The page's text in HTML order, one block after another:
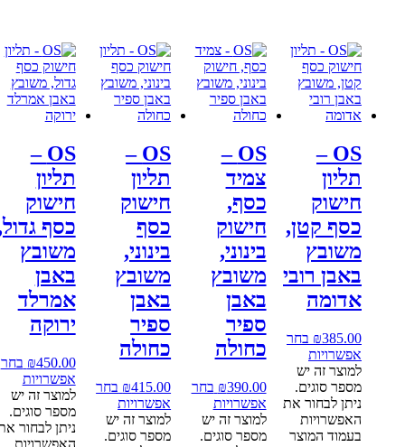
OS –
תליון
חישוק
כסף קטן,
משובץ
באבן רובי
אדומה
₪385.00
בחר
אפשרויות
למוצר זה יש
מספר סוגים.
ניתן לבחור את
האפשרויות
בעמוד המוצר
OS –
צמיד
כסף,
חישוק
בינוני,
משובץ
באבן
ספיר
כחולה
₪390.00
בחר
אפשרויות
למוצר זה יש
מספר סוגים.
OS –
תליון
חישוק
כסף
בינוני,
משובץ
באבן
ספיר
כחולה
₪415.00
בחר
אפשרויות
למוצר זה יש
מספר סוגים.
OS –
תליון
חישוק
כסף גדול,
משובץ
באבן
אמרלד
ירוקה
₪450.00
בחר
אפשרויות
למוצר זה יש
מספר סוגים.
ניתן לבחור את
האפשרויות